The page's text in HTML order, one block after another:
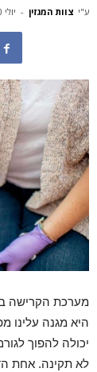
ע"י צוות המגזין - יולי 10, 2025
מערכת הקרישה
היא מגנה עלינו
יכולה להפוך
לא תקינה. אחת